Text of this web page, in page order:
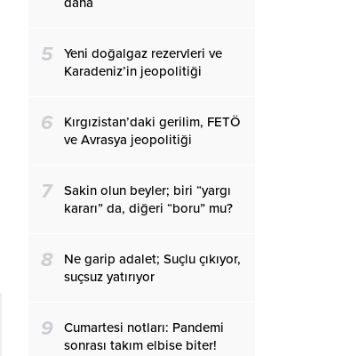
5
Yeni doğalgaz rezervleri ve
Karadeniz’in jeopolitiği
6
Kırgızistan’daki gerilim, FETÖ
ve Avrasya jeopolitiği
7
Sakin olun beyler; biri “yargı
kararı” da, diğeri “boru” mu?
8
Ne garip adalet; Suçlu çıkıyor,
suçsuz yatırıyor
9
Cumartesi notları: Pandemi
sonrası takım elbise biter!